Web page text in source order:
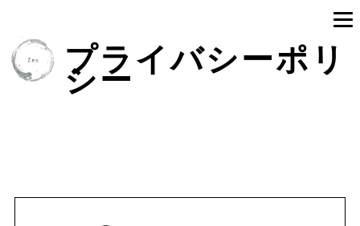
プライバシーポリ
シー